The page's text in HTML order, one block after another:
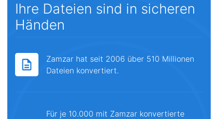
Ihre Dateien sind in sicheren
Händen
Zamzar hat seit 2006 über 510 Millionen
Dateien konvertiert.
Für je 10.000 mit Zamzar konvertierte